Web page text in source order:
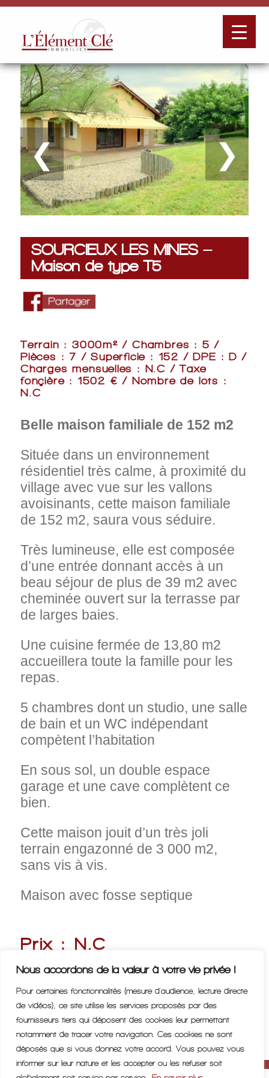
Nous accordons de la valeur à votre vie privée !
Pour certaines fonctionnalités (mesure d'audience, lecture directe
de vidéos), ce site utilise les services proposés par des
fournisseurs tiers qui déposent des cookies leur permettant
notamment de tracer votre navigation. Ces cookies ne sont
déposés que si vous donnez votre accord. Vous pouvez vous
informer sur leur nature et les accepter ou les refuser soit
❮ ❯
SOURCIEUX LES MINES –
Maison de type T5
Terrain : 3000m² / Chambres : 5 /
Pièces : 7 / Superficie : 152 / DPE : D /
Charges mensuelles : N.C / Taxe
fonçière : 1502 € / Nombre de lots :
N.C
Belle maison familiale de 152 m2
Située dans un environnement
résidentiel très calme, à proximité du
village avec vue sur les vallons
avoisinants, cette maison familiale
de 152 m2, saura vous séduire.
Très lumineuse, elle est composée
d’une entrée donnant accès à un
beau séjour de plus de 39 m2 avec
cheminée ouvert sur la terrasse par
de larges baies.
Une cuisine fermée de 13,80 m2
accueillera toute la famille pour les
repas.
5 chambres dont un studio, une salle
de bain et un WC indépendant
compètent l’habitation
En sous sol, un double espace
garage et une cave complètent ce
bien.
Cette maison jouit d’un très joli
terrain engazonné de 3 000 m2,
sans vis à vis.
Maison avec fosse septique
Prix : N.C
Nous contacter >